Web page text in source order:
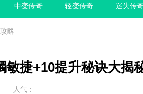
中变传奇 轻变传奇 迷失传
略
敏捷+10提升秘诀大揭
人气：